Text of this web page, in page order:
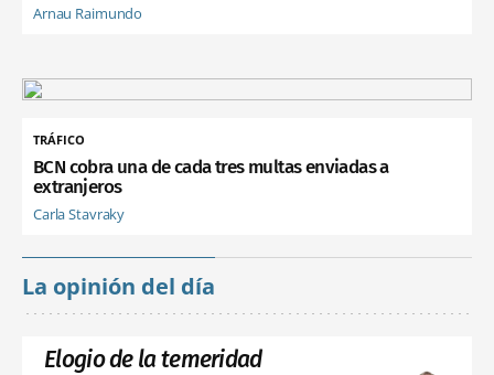
Arnau Raimundo
TRÁFICO
BCN cobra una de cada tres multas enviadas a
extranjeros
Carla Stavraky
La opinión del día
Elogio de la temeridad